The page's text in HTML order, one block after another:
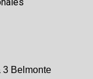
3 Belmonte